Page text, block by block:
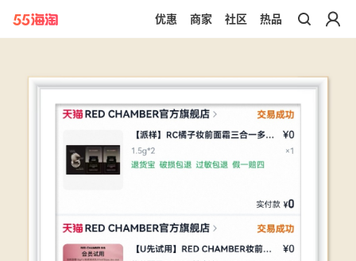
带你去官网买正品
优惠 商家 社区 热品